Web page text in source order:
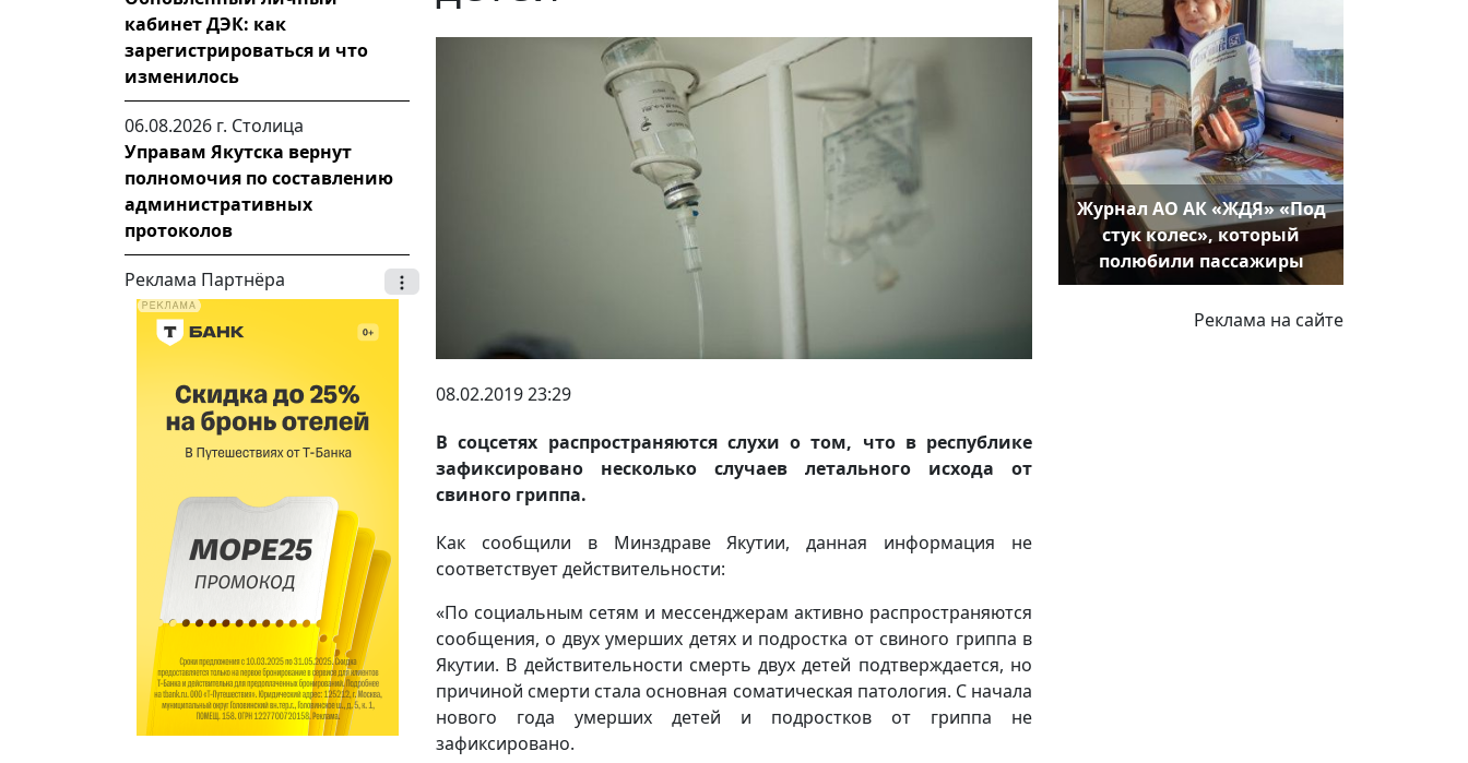
кабинет ДЭК: как
зарегистрироваться и что
изменилось
06.08.2026 г. Столица
Управам Якутска вернут
полномочия по составлению
административных
протоколов
Реклама Партнёра
08.02.2019 23:29
В соцсетях распространяются слухи о том, что в республике
зафиксировано несколько случаев летального исхода от
свиного гриппа.
Как сообщили в Минздраве Якутии, данная информация не
соответствует действительности:
«По социальным сетям и мессенджерам активно распространяются
сообщения, о двух умерших детях и подростка от свиного гриппа в
Якутии. В действительности смерть двух детей подтверждается, но
причиной смерти стала основная соматическая патология. С начала
нового года умерших детей и подростков от гриппа не
зафиксировано.
Журнал АО АК «ЖДЯ» «Под
стук колес», который
полюбили пассажиры
Реклама на сайте